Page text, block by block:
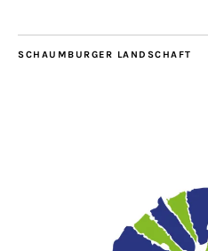
SCHAUMBURGER LANDSCHAFT